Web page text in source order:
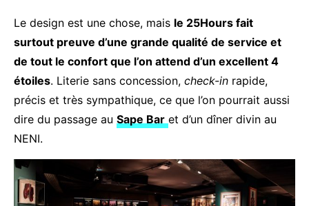
Le design est une chose, mais le 25Hours fait
surtout preuve d’une grande qualité de service et
de tout le confort que l’on attend d’un excellent 4
étoiles. Literie sans concession, check-in rapide,
précis et très sympathique, ce que l’on pourrait aussi
dire du passage au Sape Bar et d’un dîner divin au
NENI.